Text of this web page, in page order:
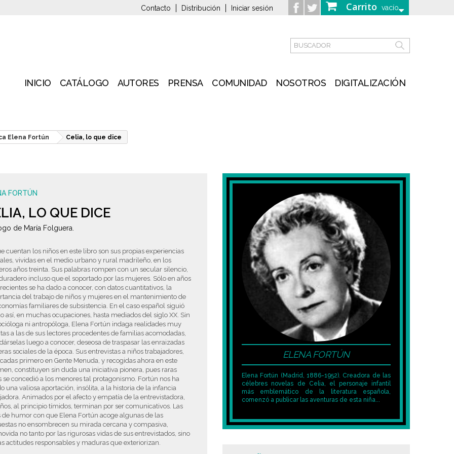
Carrito vacío
Contacto Distribución Iniciar sesión
INICIO CATÁLOGO AUTORES PRENSA COMUNIDAD NOSOTROS DIGITALIZACIÓN
Elena Fortún Celia, lo que dice
FORTÚN
LO QUE DICE
de María Folguera.
cuentan los niños en este libro son sus propias experiencias
vividas en el medio urbano y rural madrileño, en los
años treinta. Sus palabras rompen con un secular silencio,
incluso que el soportado por las mujeres. Sólo en años
se ha dado a conocer, con datos cuantitativos, la
del trabajo de niños y mujeres en el mantenimiento de
familiares de subsistencia. En el caso español siguió
así, en muchas ocupaciones, hasta mediados del siglo XX. Sin
ni antropóloga, Elena Fortún indaga realidades muy
a las de sus lectores procedentes de familias acomodadas,
luego a conocer, deseosa de traspasar las enraizadas
sociales de la época. Sus entrevistas a niños trabajadores,
primero en Gente Menuda, y recogidas ahora en este
constituyen sin duda una iniciativa pionera, pues raras
se concedió a los menores tal protagonismo. Fortún nos ha
una valiosa aportación, insólita, a la historia de la infancia
Animados por el afecto y empatía de la entrevistadora,
al principio tímidos, terminan por ser comunicativos. Las
de humor con que Elena Fortún acoge algunas de las
no ensombrecen su mirada cercana y compasiva,
no tanto por las rigurosas vidas de sus entrevistados, sino
actitudes responsables y maduras que exteriorizan.
ELENA FORTÚN
Elena Fortún (Madrid, 1886-1952). Creadora de las
célebres novelas de Celia, el personaje infantil
más emblemático de la literatura española,
comenzó a publicar las aventuras de esta niña...